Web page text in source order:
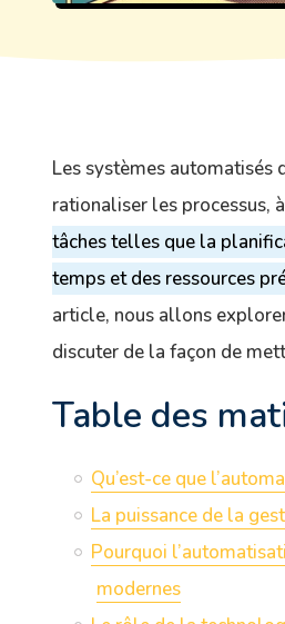
Les systèmes automatisés
rationaliser les processus,
tâches telles que la
temps et des ressources
article, nous allons
discuter de la façon de
Table des
Qu’est-ce que
La puissance de la
Pourquoi
modernes